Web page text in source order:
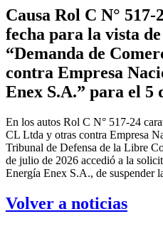
Causa Rol C N°
fecha para la vista
“Demanda de
contra Empresa
Enex S.A.” para el 5
En los autos Rol C N° 517-24
CL Ltda y otras contra Empresa
Tribunal de Defensa de la Libre
de julio de 2026 accedió a la
Energía Enex S.A., de suspender
Volver a noticias